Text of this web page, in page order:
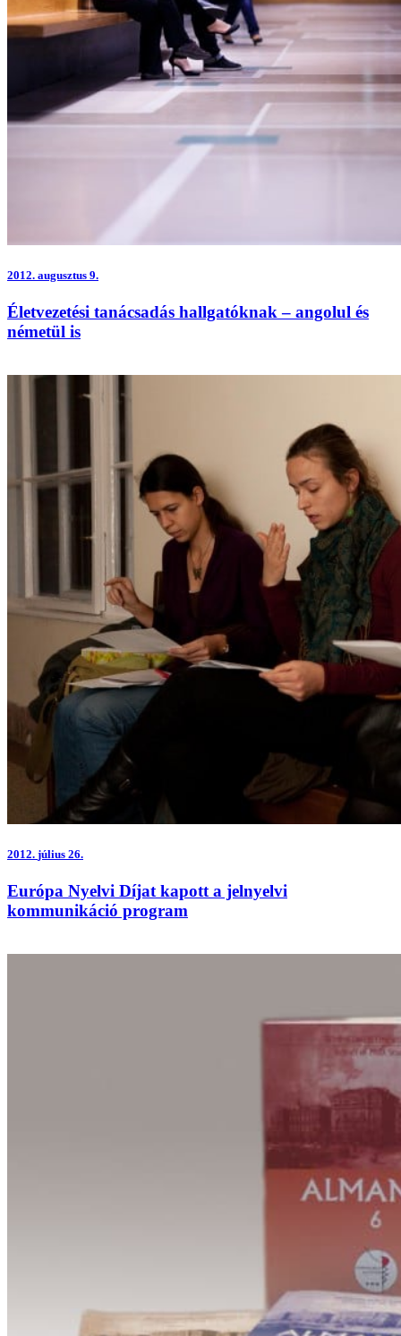
2012. augusztus 9.
Életvezetési tanácsadás hallgatóknak – angolul és
németül is
2012. július 26.
Európa Nyelvi Díjat kapott a jelnyelvi
kommunikáció program